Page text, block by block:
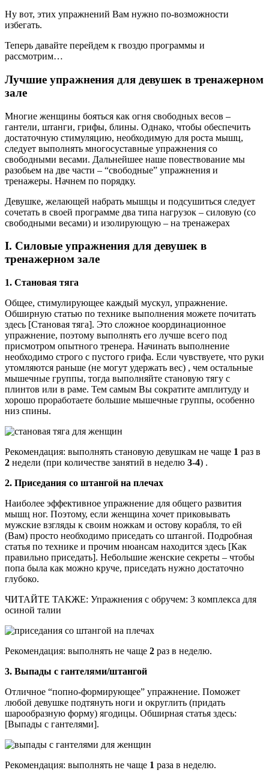
Ну вот, этих упражнений Вам нужно по-возможности
избегать.
Теперь давайте перейдем к гвоздю программы и
рассмотрим…
Лучшие упражнения для девушек в тренажерном
зале
Многие женщины бояться как огня свободных весов –
гантели, штанги, грифы, блины. Однако, чтобы обеспечить
достаточную стимуляцию, необходимую для роста мышц,
следует выполнять многосуставные упражнения со
свободными весами. Дальнейшее наше повествование мы
разобьем на две части – “свободные” упражнения и
тренажеры. Начнем по порядку.
Девушке, желающей набрать мышцы и подсушиться следует
сочетать в своей программе два типа нагрузок – силовую (со
свободными весами) и изолирующую – на тренажерах
I. Силовые упражнения для девушек в
тренажерном зале
1. Становая тяга
Общее, стимулирующее каждый мускул, упражнение.
Обширную статью по технике выполнения можете почитать
здесь [Становая тяга]. Это сложное координационное
упражнение, поэтому выполнять его лучше всего под
присмотром опытного тренера. Начинать выполнение
необходимо строго с пустого грифа. Если чувствуете, что руки
утомляются раньше (не могут удержать вес) , чем остальные
мышечные группы, тогда выполняйте становую тягу с
плинтов или в раме. Тем самым Вы сократите амплитуду и
хорошо проработаете большие мышечные группы, особенно
низ спины.
Рекомендация: выполнять становую девушкам не чаще 1 раз в
2 недели (при количестве занятий в неделю 3-4) .
2. Приседания со штангой на плечах
Наиболее эффективное упражнение для общего развития
мышц ног. Поэтому, если женщина хочет приковывать
мужские взгляды к своим ножкам и остову корабля, то ей
(Вам) просто необходимо приседать со штангой. Подробная
статья по технике и прочим нюансам находится здесь [Как
правильно приседать]. Небольшие женские секреты – чтобы
попа была как можно круче, приседать нужно достаточно
глубоко.
ЧИТАЙТЕ ТАКЖЕ: Упражнения с обручем: 3 комплекса для
осиной талии
Рекомендация: выполнять не чаще 2 раз в неделю.
3. Выпады с гантелями/штангой
Отличное “попно-формирующее” упражнение. Поможет
любой девушке подтянуть ноги и округлить (придать
шарообразную форму) ягодицы. Обширная статья здесь:
[Выпады с гантелями].
Рекомендация: выполнять не чаще 1 раза в неделю.